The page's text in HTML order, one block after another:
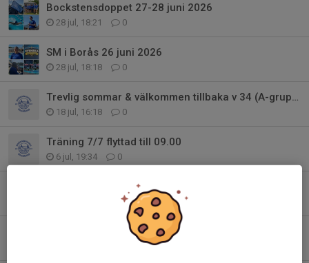
Bockstensdoppet 27-28 juni 2026
28 jul, 18:21 0
SM i Borås 26 juni 2026
28 jul, 18:18 0
Trevlig sommar & välkommen tillbaka v 34 (A-gruppen)
18 jul, 16:18 0
Träning 7/7 flyttad till 09.00
6 jul, 19:34 0
Flyttat träning idag 24/06
0
Inställd träning torsdag 11/6